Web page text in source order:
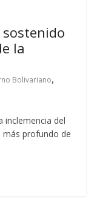
la
Bolivariano,
inclemencia del
más profundo de